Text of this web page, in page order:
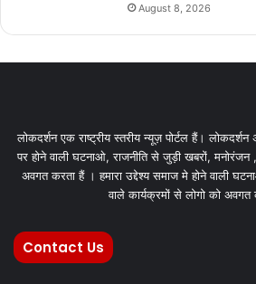
August 8, 2026
लोकदर्शन एक राष्ट्रीय स्तरीय न्यूज़ पोर्टल हैं। लोकदर्शन
पर होने वाली घटनाओ, राजनीति से जुड़ी खबरों,
अवगत करता हैं । हमारा उद्देश्य समाज मे होने वाली
वाले कार्यक्रमों से लोगो को अवगत
Contact Us